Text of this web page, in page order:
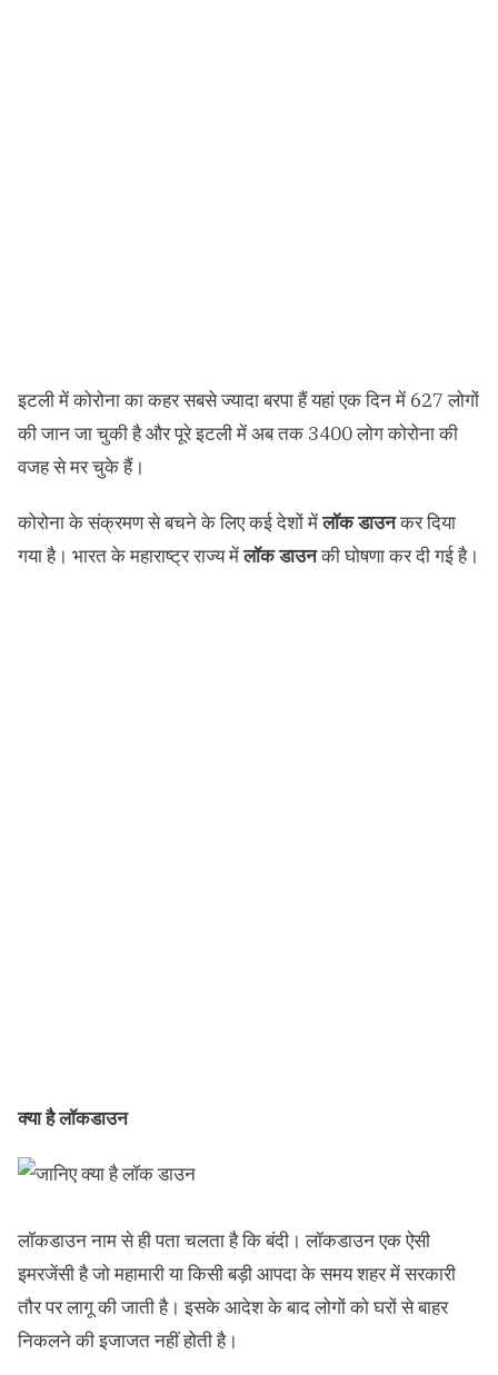
इटली में कोरोना का कहर सबसे ज्यादा बरपा हैं यहां एक दिन में 627 लोगों
की जान जा चुकी है और पूरे इटली में अब तक 3400 लोग कोरोना की
वजह से मर चुके हैं।
कोरोना के संक्रमण से बचने के लिए कई देशों मेंलॉक डाउनकर दिया
गया है। भारत के महाराष्ट्र राज्य मेंलॉक डाउनकी घोषणा कर दी गई है।
क्या है लॉकडाउन
लॉकडाउन नाम से ही पता चलता है कि बंदी। लॉकडाउन एक ऐसी
इमरजेंसी है जो महामारी या किसी बड़ी आपदा के समय शहर में सरकारी
तौर पर लागू की जाती है। इसके आदेश के बाद लोगों को घरों से बाहर
निकलने की इजाजत नहीं होती है।